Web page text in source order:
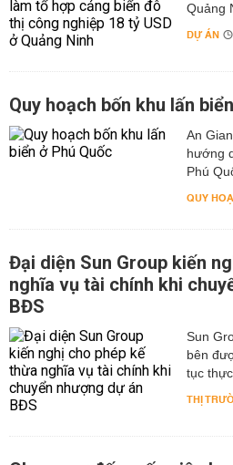
Quảng
DỰ ÁN
Quy hoạch bốn khu lấn
An
hướng
Phú
QUY
Đại diện Sun Group kiến
nghĩa vụ tài chính khi
BĐS
Sun
bên
tục
THỊ